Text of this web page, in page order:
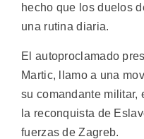
hecho que los duelos
una rutina diaria.
El autoproclamado
Martic, llamo a una
su comandante militar,
la reconquista de
fuerzas de Zagreb.